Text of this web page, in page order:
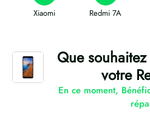
Xiaomi Redmi 7A
Que
votre
En ce moment,